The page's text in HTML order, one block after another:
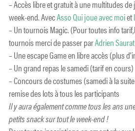
– Accès libre et gratuit à une multitudes
week-end. AvecAsso Qui joue avec moiet
– Un tournois Magic. (Pour toutes info
tournois merci de passer parAdrien Saurat
– Une escape Game en libre accès (plus
– Un grand repas le samedi (tarif en cours)
– Concours de costumes (samedi à la
remise des lots à tous les participants
Il y aura également comme tous les ans
petits snack sur tout le week-end !